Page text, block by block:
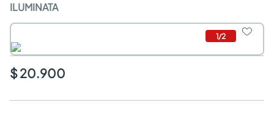
ILUMINATA
1/2
$ 20.900
pisos
armarios closet
comedores
neveras